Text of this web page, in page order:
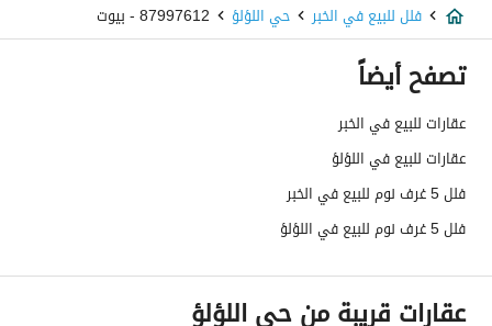
تفاصيل اضافية
عمر العقار
عرض الشارع
رقم المخطط
واجهة العقار
شرقية
فلل للبيع في الخبر حي اللؤلؤ 87997612 - بيوت
تصفح أيضاً
عقارات للبيع في الخبر
عقارات للبيع في اللؤلؤ
فلل 5 غرف نوم للبيع في الخبر
فلل 5 غرف نوم للبيع في اللؤلؤ
عقارات قريبة من حي اللؤلؤ